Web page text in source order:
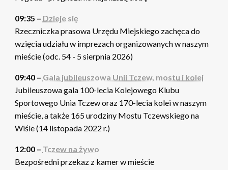
09:35 – Dzieje się
Rzeczniczka prasowa Urzędu Miejskiego zachęca do
wzięcia udziału w imprezach organizowanych w naszym
mieście (odc. 54 - 5 sierpnia 2026)
09:40 – Gala jubileuszowa Unii Tczew, mostu i kolei
Jubileuszowa gala 100-lecia Kolejowego Klubu
Sportowego Unia Tczew oraz 170-lecia kolei w naszym
mieście, a także 165 urodziny Mostu Tczewskiego na
Wiśle (14 listopada 2022 r.)
12:00 – Tczew na żywo
Bezpośredni przekaz z kamer w mieście